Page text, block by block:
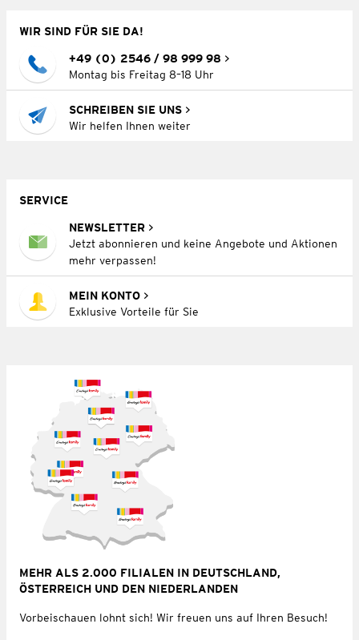
WIR SIND FÜR SIE DA!
+49 (0) 2546 / 98 999 98
Montag bis Freitag 8–18 Uhr
SCHREIBEN SIE UNS
Wir helfen Ihnen weiter
SERVICE
NEWSLETTER
Jetzt abonnieren und keine Angebote und Aktionen
mehr verpassen!
MEIN KONTO
Exklusive Vorteile für Sie
MEHR ALS 2.000 FILIALEN IN DEUTSCHLAND,
ÖSTERREICH UND DEN NIEDERLANDEN
Vorbeischauen lohnt sich! Wir freuen uns auf Ihren Besuch!